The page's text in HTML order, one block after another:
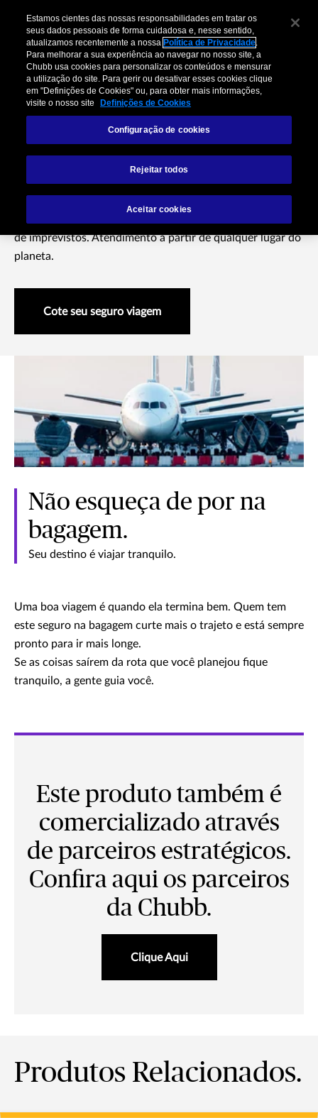
Seguro Viagem
de imprevistos. Atendimento a partir de qualquer lugar do
planeta.
Cote seu seguro viagem
Não esqueça de por na
bagagem.
Seu destino é viajar tranquilo.
Uma boa viagem é quando ela termina bem. Quem tem
este seguro na bagagem curte mais o trajeto e está sempre
pronto para ir mais longe.
Se as coisas saírem da rota que você planejou fique
tranquilo, a gente guia você.
Este produto também é
comercializado através
de parceiros estratégicos.
Confira aqui os parceiros
da Chubb.
Clique Aqui
Produtos Relacionados.
Estamos cientes das nossas responsabilidades em tratar os
seus dados pessoais de forma cuidadosa e, nesse sentido,
atualizamos recentemente a nossa Política de Privacidade.
Para melhorar a sua experiência ao navegar no nosso site, a
Chubb usa cookies para personalizar os conteúdos e mensurar
a utilização do site. Para gerir ou desativar esses cookies clique
em "Definições de Cookies" ou, para obter mais informações,
visite o nosso site
Definições de Cookies
Configuração de cookies
Rejeitar todos
Aceitar cookies